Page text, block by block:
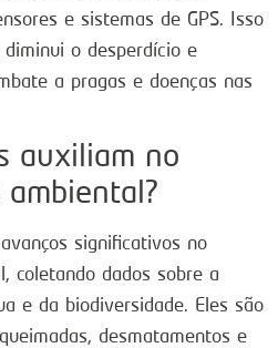
e sistemas de GPS. Isso
o desperdício e
a pragas e doenças nas
auxiliam no
significativos no
coletando dados sobre a
e da biodiversidade. Eles são
desmatamentos e